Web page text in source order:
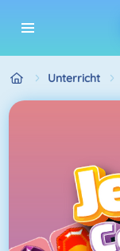
Unterricht